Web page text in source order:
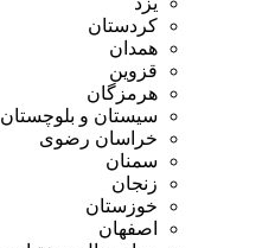
کردستان
همدان
قزوین
هرمزگان
سیستان و بلوچستان
خراسان رضوی
سمنان
زنجان
خوزستان
اصفهان